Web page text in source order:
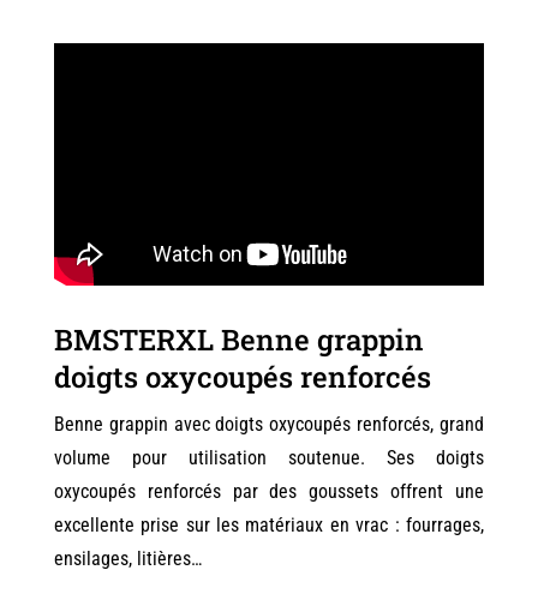
BMSTERXL Benne grappin
doigts oxycoupés renforcés
Benne grappin avec doigts oxycoupés renforcés, grand
volume pour utilisation soutenue. Ses doigts
oxycoupés renforcés par des goussets offrent une
excellente prise sur les matériaux en vrac : fourrages,
ensilages, litières…